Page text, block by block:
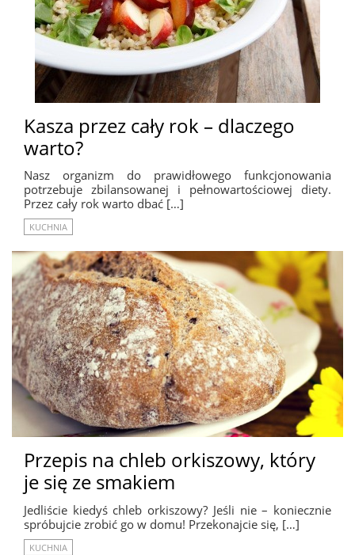
Kasza przez cały rok – dlaczego
warto?
Nasz organizm do prawidłowego funkcjonowania
potrzebuje zbilansowanej i pełnowartościowej diety.
Przez cały rok warto dbać […]
KUCHNIA
Przepis na chleb orkiszowy, który
je się ze smakiem
Jedliście kiedyś chleb orkiszowy? Jeśli nie – koniecznie
spróbujcie zrobić go w domu! Przekonajcie się, […]
KUCHNIA